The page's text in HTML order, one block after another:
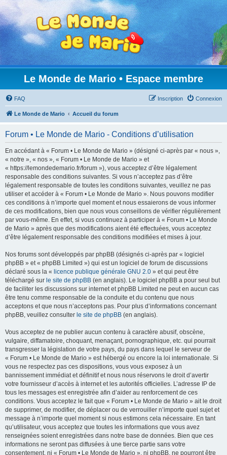
Le Monde de Mario • Espace membre
FAQ Connexion
Inscription
Le Monde de Mario Accueil du forum
Forum • Le Monde de Mario - Conditions d’utilisation
En accédant à « Forum • Le Monde de Mario » (désigné ci-après par « nous »,
« notre », « nos », « Forum • Le Monde de Mario » et
« https://lemondedemario.fr/forum »), vous acceptez d’être légalement
responsable des conditions suivantes. Si vous n’acceptez pas d’être
légalement responsable de toutes les conditions suivantes, veuillez ne pas
utiliser et accéder à « Forum • Le Monde de Mario ». Nous pouvons modifier
ces conditions à n’importe quel moment et nous essaierons de vous informer
de ces modifications, bien que nous vous conseillons de vérifier régulièrement
par vous-même. En effet, si vous continuez à participer à « Forum • Le Monde
de Mario » après que des modifications aient été effectuées, vous acceptez
d’être légalement responsable des conditions modifiées et mises à jour.
Nos forums sont développés par phpBB (désignés ci-après par « logiciel
phpBB » et « phpBB Limited ») qui est un logiciel de forum de discussions
déclaré sous la « licence publique générale GNU 2.0 » et qui peut être
téléchargé sur le site de phpBB (en anglais). Le logiciel phpBB a pour seul but
de faciliter les discussions sur internet et phpBB Limited ne peut en aucun cas
être tenu comme responsable de la conduite et du contenu que nous
acceptons et que nous n’acceptons pas. Pour plus d’informations concernant
phpBB, veuillez consulter le site de phpBB (en anglais).
Vous acceptez de ne publier aucun contenu à caractère abusif, obscène,
vulgaire, diffamatoire, choquant, menaçant, pornographique, etc. qui pourrait
transgresser la législation de votre pays, du pays dans lequel le serveur de
« Forum • Le Monde de Mario » est hébergé ou encore la loi internationale. Si
vous ne respectez pas ces dispositions, vous vous exposez à un
bannissement immédiat et définitif et nous nous réservons le droit d’avertir
votre fournisseur d’accès à internet et les autorités officielles. L’adresse IP de
tous les messages est enregistrée afin d’aider au renforcement de ces
conditions. Vous acceptez le fait que « Forum • Le Monde de Mario » ait le droit
de supprimer, de modifier, de déplacer ou de verrouiller n’importe quel sujet et
message à n’importe quel moment si nous estimons cela nécessaire. En tant
qu’utilisateur, vous acceptez que toutes les informations que vous avez
renseignées soient enregistrées dans notre base de données. Bien que ces
informations ne seront pas diffusées à une tierce partie sans votre
consentement, ni « Forum • Le Monde de Mario », ni phpBB, ne pourront être